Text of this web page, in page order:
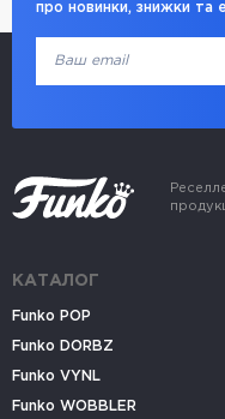
про новинки, знижки та
КАТАЛОГ
Funko POP
Funko DORBZ
Funko VYNL
Funko WOBBLER